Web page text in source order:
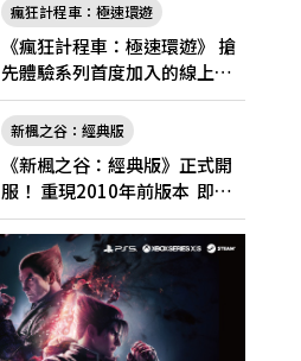
瘋狂計程車：極速環遊
《瘋狂計程車：極速環遊》 搶
先體驗系列首度加入的線上多
人遊玩！
新楓之谷：經典版
《新楓之谷：經典版》正式開
服！ 重現2010年前版本 即日
起登入領好禮